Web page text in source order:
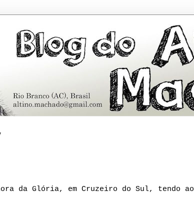
da Glória, em Cruzeiro do Sul, tendo ao